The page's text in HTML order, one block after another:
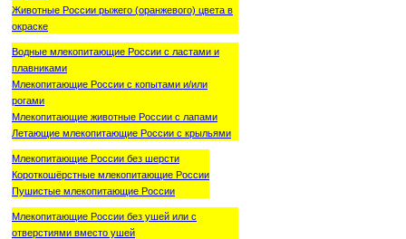
Животные России рыжего (оранжевого) цвета в
окраске
Водные млекопитающие России с ластами и
плавниками
Млекопитающие России с копытами и/или
рогами
Млекопитающие животные России с лапами
Летающие млекопитающие России с крыльями
Млекопитающие России без шерсти
Короткошёрстные млекопитающие России
Пушистые млекопитающие России
Млекопитающие России без ушей или с
отверстиями вместо ушей